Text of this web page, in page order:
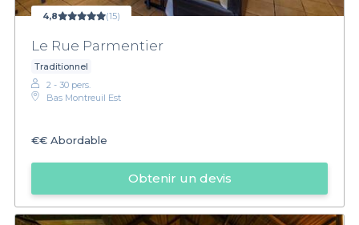
4,8 (15)
Le Rue Parmentier
Traditionnel
2 - 30 pers.
Bas Montreuil Est
€€ Abordable
Obtenir un devis